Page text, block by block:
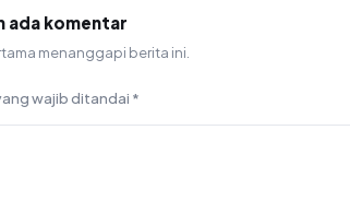
ada komentar
menanggapi berita ini.
wajib ditandai *